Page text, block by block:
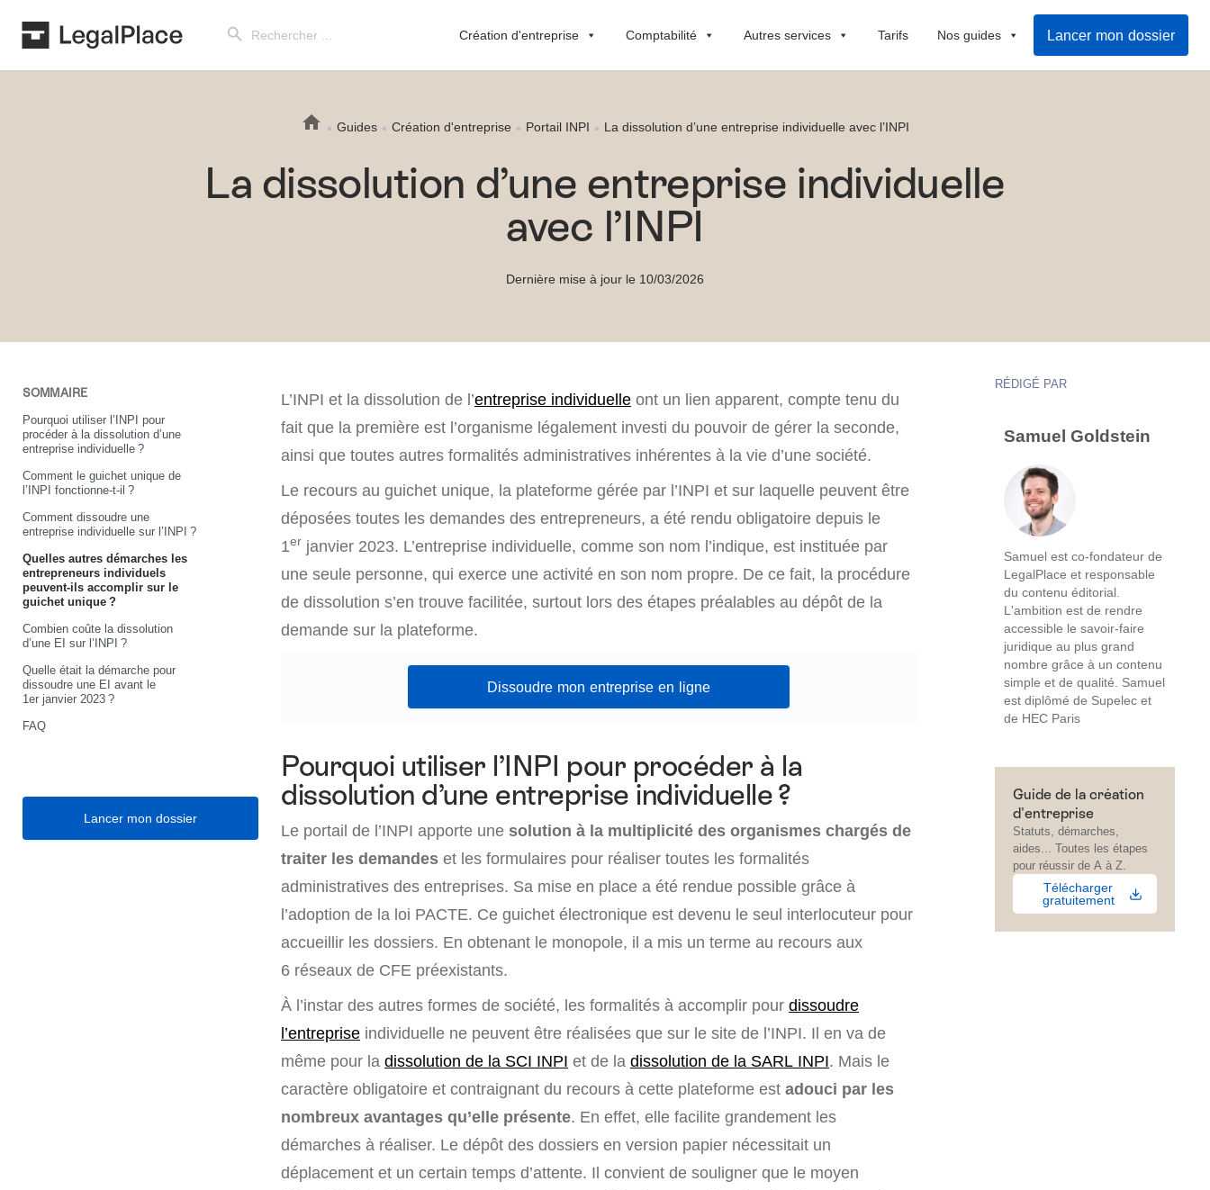
for:
Création d'entreprise Comptabilité Autres services Tarifs Nos guides Lancer mon dossier
Guides Création d'entreprise Portail INPI La dissolution d’une entreprise individuelle avec l’INPI
La dissolution d’une entreprise individuelle
avec l’INPI
Dernière mise à jour le 10/03/2026
SOMMAIRE
Pourquoi utiliser l’INPI pour
procéder à la dissolution d’une
entreprise individuelle ?
Comment le guichet unique de
l’INPI fonctionne-t-il ?
Comment dissoudre une
entreprise individuelle sur l’INPI ?
Quelles autres démarches les
entrepreneurs individuels
peuvent-ils accomplir sur le
guichet unique ?
Combien coûte la dissolution
d’une EI sur l’INPI ?
Quelle était la démarche pour
dissoudre une EI avant le
1er janvier 2023 ?
FAQ
Lancer mon dossier
L’INPI et la dissolution de l’entreprise individuelle ont un lien apparent, compte tenu du
fait que la première est l’organisme légalement investi du pouvoir de gérer la seconde,
ainsi que toutes autres formalités administratives inhérentes à la vie d’une société.
Le recours au guichet unique, la plateforme gérée par l’INPI et sur laquelle peuvent être
déposées toutes les demandes des entrepreneurs, a été rendu obligatoire depuis le
1er janvier 2023. L’entreprise individuelle, comme son nom l’indique, est instituée par
une seule personne, qui exerce une activité en son nom propre. De ce fait, la procédure
de dissolution s’en trouve facilitée, surtout lors des étapes préalables au dépôt de la
demande sur la plateforme.
Dissoudre mon entreprise en ligne
Pourquoi utiliser l’INPI pour procéder à la
dissolution d’une entreprise individuelle ?
Le portail de l’INPI apporte une solution à la multiplicité des organismes chargés de
traiter les demandes et les formulaires pour réaliser toutes les formalités
administratives des entreprises. Sa mise en place a été rendue possible grâce à
l’adoption de la loi PACTE. Ce guichet électronique est devenu le seul interlocuteur pour
accueillir les dossiers. En obtenant le monopole, il a mis un terme au recours aux
6 réseaux de CFE préexistants.
À l’instar des autres formes de société, les formalités à accomplir pour dissoudre
l’entreprise individuelle ne peuvent être réalisées que sur le site de l’INPI. Il en va de
même pour la dissolution de la SCI INPI et de la dissolution de la SARL INPI. Mais le
caractère obligatoire et contraignant du recours à cette plateforme est adouci par les
nombreux avantages qu’elle présente. En effet, elle facilite grandement les
démarches à réaliser. Le dépôt des dossiers en version papier nécessitait un
déplacement et un certain temps d’attente. Il convient de souligner que le moyen
RÉDIGÉ PAR
Samuel Goldstein
Samuel est co-fondateur de
LegalPlace et responsable
du contenu éditorial.
L'ambition est de rendre
accessible le savoir-faire
juridique au plus grand
nombre grâce à un contenu
simple et de qualité. Samuel
est diplômé de Supelec et
de HEC Paris
Guide de la création
d'entreprise
Statuts, démarches,
aides... Toutes les étapes
pour réussir de A à Z.
Télécharger
gratuitement